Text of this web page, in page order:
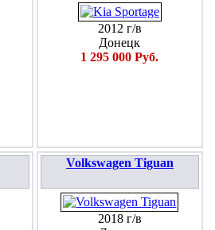
2012 г/в
Донецк
1 295 000 Руб.
Volkswagen Tiguan
2018 г/в